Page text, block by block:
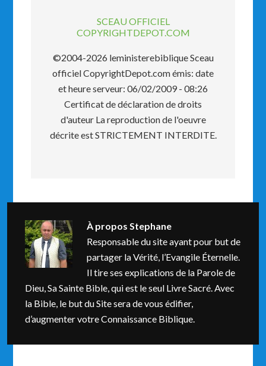
SCEAU OFFICIEL
COPYRIGHTDEPOT.COM
©2004-2026 leministerebiblique Sceau
officiel CopyrightDepot.com émis: date
et heure serveur: 06/02/2009 - 08:26
Certificat de déclaration de droits
d'auteur La reproduction de l'oeuvre
décrite est STRICTEMENT INTERDITE.
À proposStephane
Responsable du site ayant pour but de
partager la Vérité, l’Evangile Éternelle.
Il tire ses explications de la Parole de
Dieu, Sa Sainte Bible, qui est le seul Livre Sacré. Avec
la Bible, le but du Site sera de vous édifier,
d’augmenter votre Connaissance Biblique.